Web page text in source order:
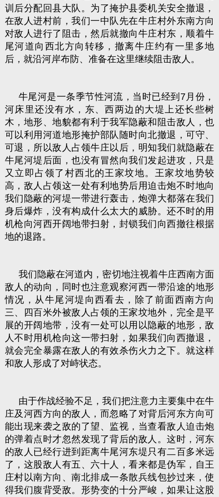
训后分配回县大队。为了掩护县委机关安全撤退，
在敌人进村前，我们一中队先在牛庄村外东南方向
对敌人进行了阻击，然后就撤向牛庄村东，顺着牛
尾河道向西北方向转移，撤离牛庄约有一里多地
后，就沿河岸布防、准备在这里继续阻击敌人。
牛尾河是一条季节性河流，当时已经到7月份，
河床里还没有水，东、西两边的大堤上还长些树
木，地形、地貌都有利于我军隐蔽和阻击敌人，也
可以利用河道地形掩护部队随时向北撤退，可守、
可退，所以敌人占领牛庄以后，明知我们就隐蔽在
牛尾河堤后面，也没有冒然向我们发起进攻，只是
又立即占领了村西北的王家坟地。王家坟地势较
高，敌人占领这一处有利地势后用迫击炮不时地向
我们隐蔽的河堤一带进行轰击，炮弹大都落在我们
身后爆炸，没有构成什么太大的威胁。还不时的用
机枪向河西开阔地带扫射，封锁我们向西撤往根据
地的退路。
我们隐蔽在河道内，密切地注视着牛庄西南方面
敌人的动向，同时也注意观察河西一带沿途的地形
情况，从牛尾河堤向西看去，除了前面西南方向
三、四百米外被敌人占领的王家坟地外，完全是平
展的开阔地带，没有一处可以用以隐蔽的地形，敌
人不时用机枪向这一带扫射，如果我们向西撤退，
就会完全暴露在敌人的有效杀伤火力之下。就这样
和敌人形成了对峙状态。
由于作战经验不足，我们把注意力主要集中在牛
庄及河西方向的敌人，而忽略了对背后河东方向可
能出现来袭之敌的了望、监视，当查看敌人迫击炮
的弹着点时才忽然发现了背后的敌人。这时，河东
的敌人已经行进到距离牛尾河东堤只有二百多米远
了，这股敌人有五、六十人，看来都是伪军，自王
庄村以南方向、南北排成一条散兵线包抄过来，使
得我们腹背受敌。形势变的十分严峻，如果让这股